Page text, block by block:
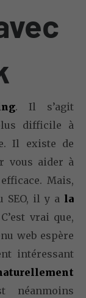
. Il s’agit
difficile à
Il existe de
vous aider à
Mais,
SEO, il y a la
vrai que,
web espère
intéressant